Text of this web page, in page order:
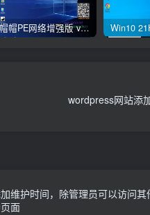
帽帽PE网络增强版 v2.4版本
wordpress网站添
维护时间，除管理员可以访问其
面